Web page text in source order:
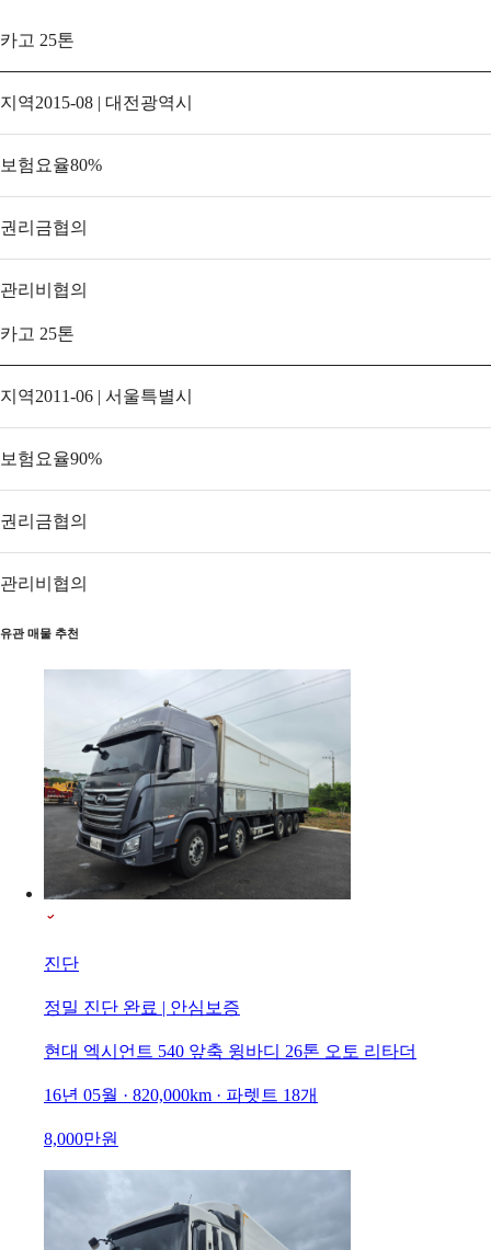
카고 25톤
지역2015-08 | 대전광역시
보험요율80%
권리금협의
관리비 협의
카고 25톤
지역2011-06 | 서울특별시
보험요율90%
권리금협의
관리비 협의
유관 매물 추천
진단
정밀 진단 완료 | 안심보증
현대 엑시언트 540 앞축 윙바디 26톤 오토 리타더
16년 05월 · 820,000km · 파렛트 18개
8,000만원